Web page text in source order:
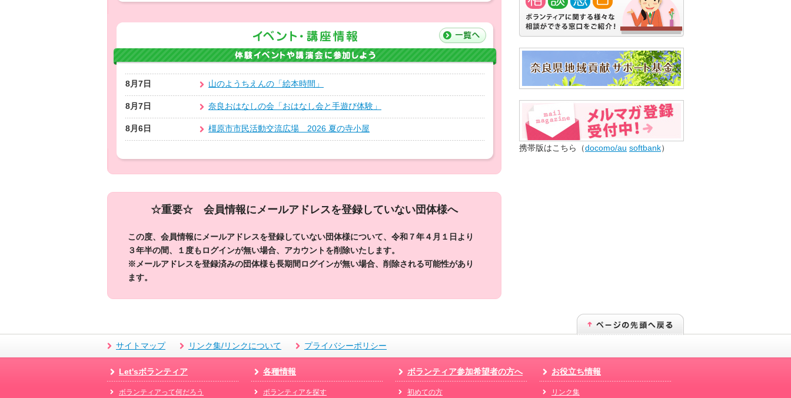
8月7日 山のようちえんの「絵本時間」
8月7日 奈良おはなしの会「おはなし会と手遊び体験」
8月6日 橿原市市民活動交流広場 2026 夏の寺小屋
☆重要☆ 会員情報にメールアドレスを登録していない団体様へ
この度、会員情報にメールアドレスを登録していない団体様について、令和７年４月１日より
３年半の間、１度もログインが無い場合、アカウントを削除いたします。
※メールアドレスを登録済みの団体様も長期間ログインが無い場合、削除される可能性があり
ます。
携帯版はこちら（docomo/au softbank）
サイトマップ リンク集/リンクについて プライバシーポリシー
Let'sボランティア
ボランティアって何だろう
各種情報
ボランティアを探す
ボランティア参加希望者の方へ
初めての方
お役立ち情報
リンク集